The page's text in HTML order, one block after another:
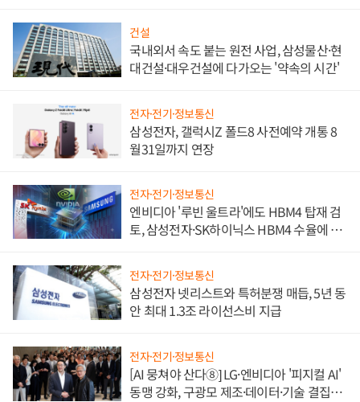
건설
국내외서 속도 붙는 원전 사업, 삼성물산·현
대건설·대우건설에 다가오는 '약속의 시간'
전자·전기·정보통신
삼성전자, 갤럭시Z 폴드8 사전예약 개통 8
월31일까지 연장
전자·전기·정보통신
엔비디아 '루빈 울트라'에도 HBM4 탑재 검
토, 삼성전자·SK하이닉스 HBM4 수율에 주
전자·전기·정보통신
삼성전자 넷리스트와 특허분쟁 매듭, 5년 동
안 최대 1.3조 라이선스비 지급
전자·전기·정보통신
[AI 뭉쳐야 산다⑧] LG·엔비디아 '피지컬 AI'
동맹 강화, 구광모 제조·데이터·기술 결집